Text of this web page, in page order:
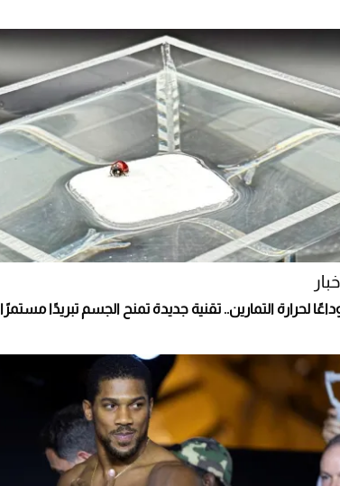
لحرارة التمارين.. تقنية جديدة تمنح الجسم تبريدًا مستمرًا